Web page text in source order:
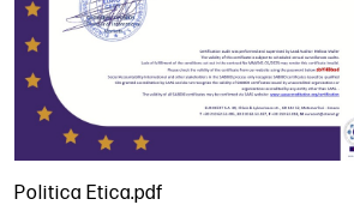
Politica Etica.pdf